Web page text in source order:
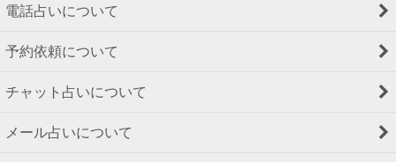
電話占いについて
予約依頼について
チャット占いについて
メール占いについて